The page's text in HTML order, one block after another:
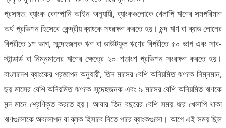
প্রসঙ্গত: ব্যাংক কোম্পানি আইন অনুযায়ী, ব্যাংকগুলোকে খেলাপি ঋণের সমপরিমাণ
অর্থ প্রভিশন হিসেবে কেন্দ্রীয় ব্যাংকে সংরক্ষণ করতে হয়। মন্দ ঋণ বা ব্যাড লোনের
বিপরীতে ১শ ভাগ, সন্দেহজনক ঋণ বা ডাউটফুল ঋণের বিপরীতে ৫০ ভাগ এবং সাব-
স্টান্ডার্ড বা নিম্নমানের ঋণের ক্ষেত্রে ২০ শতাংশ প্রভিশন সংরক্ষণ করতে হয়।
বাংলাদেশ ব্যাংকের প্রজ্ঞাপন অনুযায়ী, তিন মাসের বেশি অনিয়মিত ঋণকে নিম্নমান,
ছয় মাসের বেশি অনিয়মিত ঋণকে সন্দেহজনক এবং ৯ মাসের বেশি অনিয়মিত ঋণকে
মন্দ মানে শ্রেণিকৃত করতে হয়। আবার তিন বছরের বেশি সময় ধরে খেলাপি থাকা
ঋণগুলোকে অবলোপন বা ব্লক হিসাবে নিতে পারে ব্যাংকগুলো। আগে এই সময় ছিল